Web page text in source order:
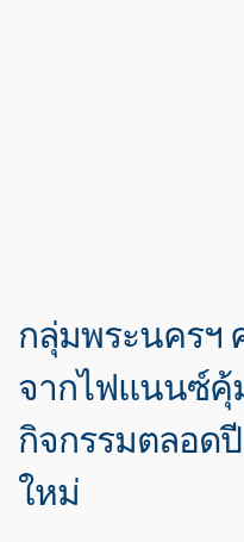
กลุ่มพระนครฯ
จากไฟแนนซ์คุ้
กิจกรรมตลอด
ใหม่